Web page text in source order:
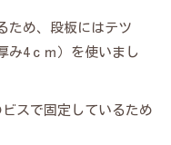
ため、段板にはテツ
み4ｃｍ）を使いまし
スで固定しているため